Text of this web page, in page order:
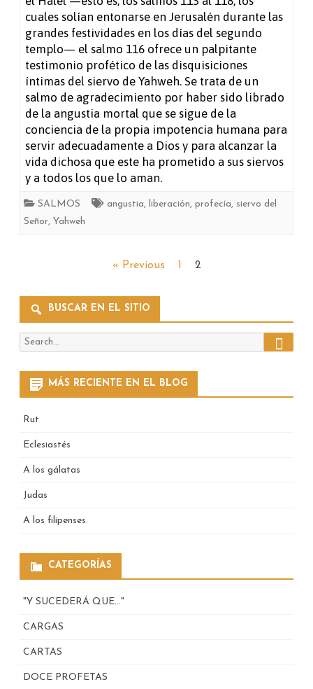
116
cuales solían entonarse en Jerusalén durante las
grandes festividades en los días del segundo
templo— el salmo 116 ofrece un palpitante
testimonio profético de las disquisiciones
íntimas del siervo de Yahweh. Se trata de un
salmo de agradecimiento por haber sido librado
de la angustia mortal que se sigue de la
conciencia de la propia impotencia humana para
servir adecuadamente a Dios y para alcanzar la
vida dichosa que este ha prometido a sus siervos
y a todos los que lo aman.
SALMOS angustia, liberación, profecía, siervo del
Señor, Yahweh
entradas
« Previous 1 2
BUSCAR EN EL SITIO
Search
Search
MÁS RECIENTE EN EL BLOG
Rut
Eclesiastés
A los gálatas
Judas
A los filipenses
CATEGORÍAS
"Y SUCEDERÁ QUE…"
CARGAS
CARTAS
DOCE PROFETAS